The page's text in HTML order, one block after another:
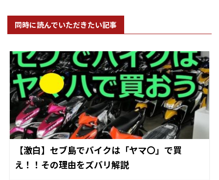
同時に読んでいただきたい記事
【激白】セブ島でバイクは「ヤマ〇」で買
え！！その理由をズバリ解説